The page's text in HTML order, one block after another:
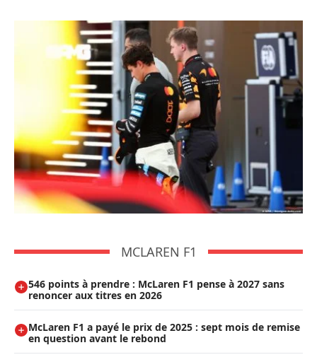
MCLAREN F1
546 points à prendre : McLaren F1 pense à 2027 sans
renoncer aux titres en 2026
McLaren F1 a payé le prix de 2025 : sept mois de remise
en question avant le rebond